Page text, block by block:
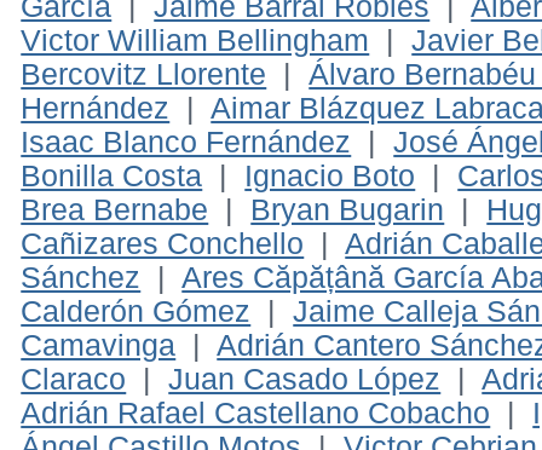
García |Jaime Barral Robles |
Victor William Bellingham |Javier
Bercovitz Llorente |Álvaro
Hernández |Aimar Blázquez
Isaac Blanco Fernández |José
Bonilla Costa
Ignacio Boto
Brea Bernabe
Bryan Bugarin
Cañizares Conchello |Adrián
Sánchez |Ares Căpățână García
Calderón Gómez |Jaime Calleja
Camavinga |Adrián Cantero
Claraco |Juan Casado López |
Adrián Rafael Castellano Cobacho